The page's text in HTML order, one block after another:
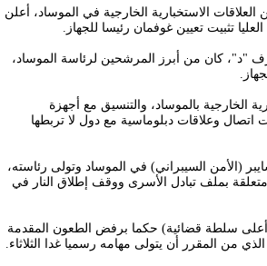
الاستخبارية الخارجية في الموساد، أعلن
تثبيت تعيين غوفمان رئيسا للجهاز.
"د"، كان من أبرز المرشحين لرئاسة الموساد،
الخارجية بالموساد، والتنسيق مع أجهزة
اتصال وعلاقات دبلوماسية مع دول لا تربطها
(الأمن السيبراني) في الموساد وتولى رئاسته،
بملف تبادل الأسرى ووقف إطلاق النار في
سلطة قضائية) حكما برفض الطعون المقدمة
من المقرر أن يتولى مهامه رسميا غدا الثلاثاء.